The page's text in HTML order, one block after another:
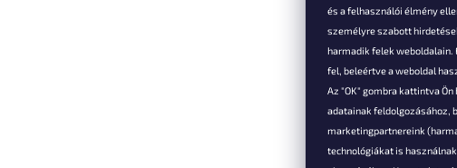
és a felhasználói élmény
személyre szabott
harmadik felek
fel, beleértve a weboldal
Az "OK" gombra kattintva
adatainak feldolgozásához,
marketingpartnereink
technológiákat is
Vevőknek
Szállítás és fizetés
Panaszok és áruk
visszaküldése